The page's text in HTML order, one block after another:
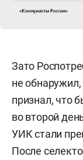
Зато
не
признал, что
во второй
УИК стали
После